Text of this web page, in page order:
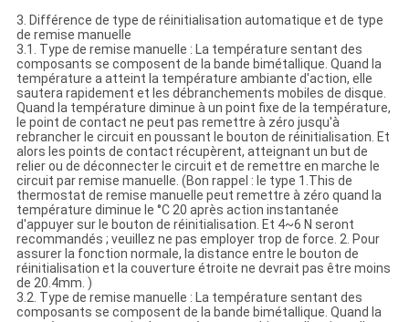
3. Différence de type de réinitialisation automatique et de type
de remise manuelle
3.1. Type de remise manuelle : La température sentant des
composants se composent de la bande bimétallique. Quand la
température a atteint la température ambiante d'action, elle
sautera rapidement et les débranchements mobiles de disque.
Quand la température diminue à un point fixe de la température,
le point de contact ne peut pas remettre à zéro jusqu'à
rebrancher le circuit en poussant le bouton de réinitialisation. Et
alors les points de contact récupèrent, atteignant un but de
relier ou de déconnecter le circuit et de remettre en marche le
circuit par remise manuelle. (Bon rappel : le type 1.This de
thermostat de remise manuelle peut remettre à zéro quand la
température diminue le °C 20 après action instantanée
d'appuyer sur le bouton de réinitialisation. Et 4~6 N seront
recommandés ; veuillez ne pas employer trop de force. 2. Pour
assurer la fonction normale, la distance entre le bouton de
réinitialisation et la couverture étroite ne devrait pas être moins
de 20.4mm. )
3.2. Type de remise manuelle : La température sentant des
composants se composent de la bande bimétallique. Quand la